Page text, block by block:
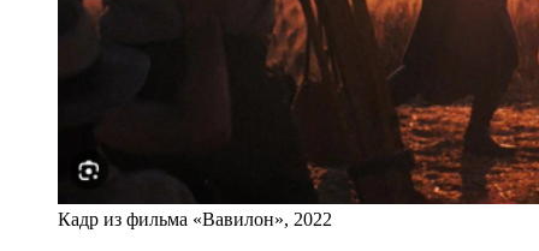
Кадр из фильма «Вавилон», 2022